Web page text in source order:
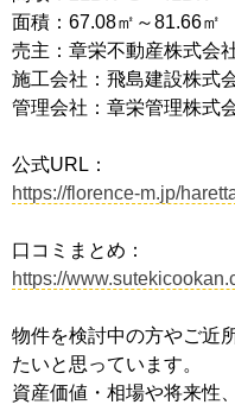
面積：67.08㎡～81.66㎡
売主：章栄不動産株式会
施工会社：飛島建設株式
管理会社：章栄管理株式
公式URL：
https://florence-m.jp/
口コミまとめ：
https://
物件を検討中の方やご近
たいと思っています。
資産価値・相場や将来性